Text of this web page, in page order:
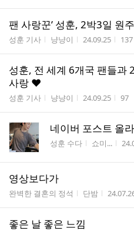
팬 사랑꾼’ 성훈, 2박3일 원주
게시판명
성훈 기사 작성자
냥냥이 작성시간
24.09.25 조회
137
성훈, 전 세계 6개국 팬들과
사랑 ♥
게시판명
성훈 기사 작성자
냥냥이 작성시간
24.09.25 조회
97
네이버 포스트 올
게시판명
성훈 수다 작성자
쇼미... 작
영상보다가
게시판명
완벽한 결혼의 정석 작성자
단밤 작성시
좋은 날 좋은 느낌